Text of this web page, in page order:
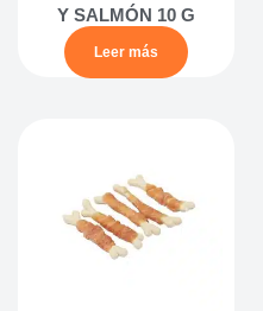
Y SALMÓN 10 G
Leer más